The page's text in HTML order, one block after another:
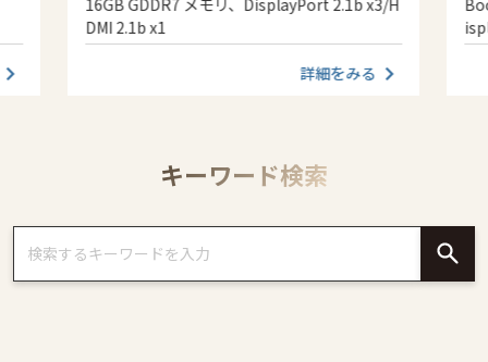
DMI 2.1b x1
詳細をみる
キーワード検索